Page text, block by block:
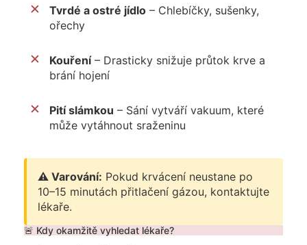
✕ Tvrdé a ostré jídlo– Chlebíčky, sušenky,
ořechy
✕ Kouření– Drasticky snižuje průtok krve a
brání hojení
✕ Pití slámkou – Sání vytváří vakuum, které
může vytáhnout sraženinu
⚠️ Varování: Pokud krvácení neustane po
10–15 minutách přitlačení gázou, kontaktujte
lékaře.
🚨 Kdy okamžitě vyhledat lékaře?